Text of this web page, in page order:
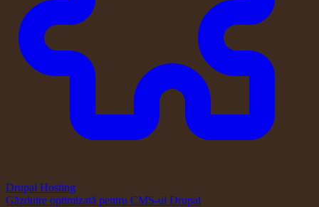
Drupal Hosting
Găzduire optimizată pentru CMS-ul Drupal